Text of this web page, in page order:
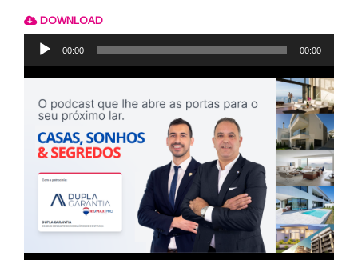
DOWNLOADReprodutor
00:00 00:00